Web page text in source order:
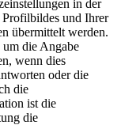
in der
und Ihrer
übermittelt werden.
die Angabe
wenn dies
oder die
die
ist die
die